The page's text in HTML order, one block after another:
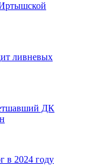
ливневых
ДК
в 2024 году